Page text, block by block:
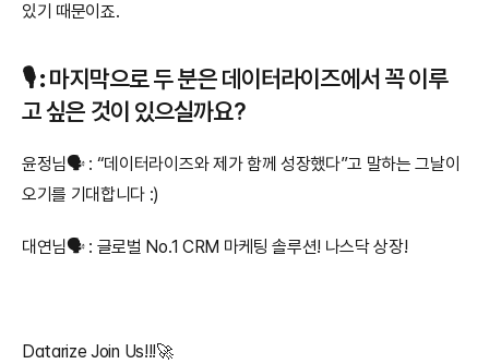
있기 때문이죠.
🎙️ : 마지막으로 두 분은 데이터라이즈에서 꼭 이루
고 싶은 것이 있으실까요?
윤정님🗣️ : “데이터라이즈와 제가 함께 성장했다”고 말하는 그날이
오기를 기대합니다 :)
대연님🗣️ : 글로벌 No.1 CRM 마케팅 솔루션! 나스닥 상장!
Datarize Join Us!!!🚀